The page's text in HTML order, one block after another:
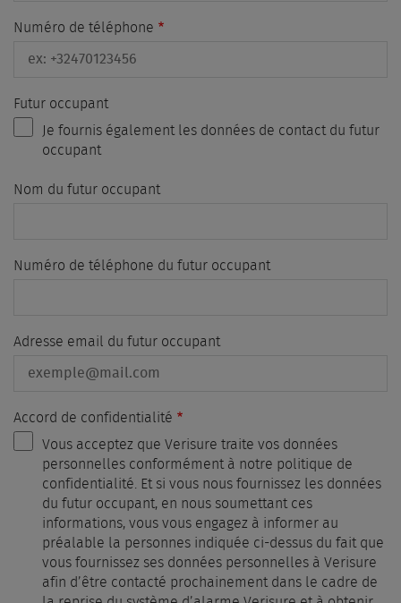
Numéro de téléphone
Futur occupant
Je fournis également les données de contact du futur
occupant
Nom du futur occupant
Numéro de téléphone du futur occupant
Adresse email du futur occupant
Accord de confidentialité
Vous acceptez que Verisure traite vos données
personnelles conformément à notre politique de
confidentialité. Et si vous nous fournissez les données
du futur occupant, en nous soumettant ces
informations, vous vous engagez à informer au
préalable la personnes indiquée ci-dessus du fait que
vous fournissez ses données personnelles à Verisure
afin d’être contacté prochainement dans le cadre de